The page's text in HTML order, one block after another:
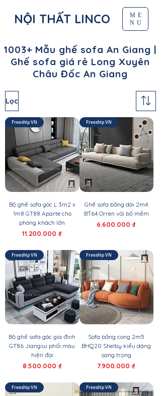
NỘI THẤT LINCO
ME
NU
1003+ Mẫu ghế sofa An Giang |
Ghế sofa giá rẻ Long Xuyên
Châu Đốc An Giang
Lọc
Freeship VN
Bộ ghế sofa góc L 3m2 x
1m8 GT88 Aparte cho
phòng khách lớn
Giá
11.200.000 ₫
Freeship VN
Ghế sofa băng dài 2m4
BT64 Orren vải bố mềm
Giá
6.600.000 ₫
Freeship VN
Bộ ghế sofa góc gia đình
GT86 Jiangsu phối màu
hiện đại
Giá
8.500.000 ₫
Freeship VN
Sofa băng cong 2m5
BHQ20 Shelby kiểu dáng
sang trọng
Giá
7.900.000 ₫
Freeship VN Freeship VN